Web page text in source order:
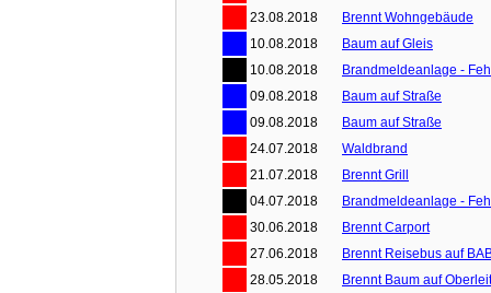
23.08.2018
Brennt Wohngebäude
10.08.2018
Baum auf Gleis
10.08.2018
Brandmeldeanlage -
09.08.2018
Baum auf Straße
09.08.2018
Baum auf Straße
24.07.2018
Waldbrand
21.07.2018
Brennt Grill
04.07.2018
Brandmeldeanlage -
30.06.2018
Brennt Carport
27.06.2018
Brennt Reisebus auf
28.05.2018
Brennt Baum auf